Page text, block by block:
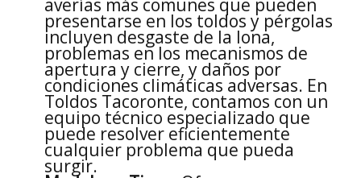
averías más comunes que pueden
presentarse en los toldos y pérgolas
incluyen desgaste de la lona,
problemas en los mecanismos de
apertura y cierre, y daños por
condiciones climáticas adversas. En
Toldos Tacoronte, contamos con un
equipo técnico especializado que
puede resolver eficientemente
cualquier problema que pueda
surgir.